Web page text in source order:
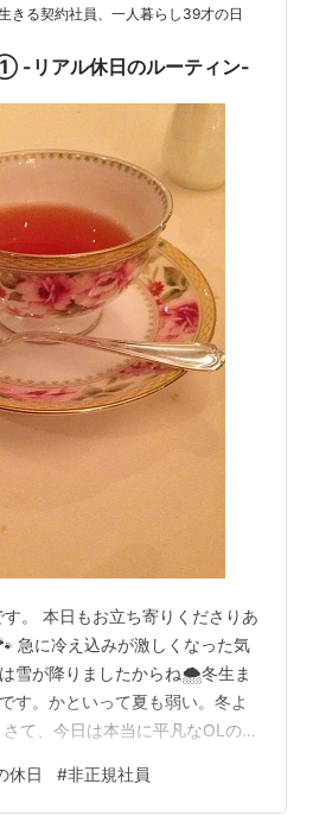
きる契約社員、一人暮らし39才の日
-リアル休日のルーティン-
。 本日もお立ち寄りくださりあ
急に冷え込みが激しくなった気
雪が降りましたからね🌨️冬生ま
す。かといって夏も弱い。冬よ
て、今日は本当に平凡なOLの日
カレンダー休みではないので三
で、休み希望を出さない限りは
休日 #非正規社員